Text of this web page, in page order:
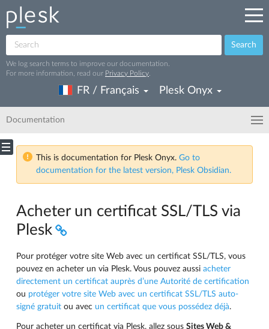
Search
We log search terms to improve our documentation.
For more information, read our Privacy Policy
FR / Français Plesk Onyx
Documentation
This is documentation for Plesk Onyx. Go to
documentation for the latest version, Plesk Obsidian.
Acheter un certificat SSL/TLS via
Plesk
Pour protéger votre site Web avec un certificat SSL/TLS, vous
pouvez en acheter un via Plesk. Vous pouvez aussi acheter
directement un certificat auprès d’une Autorité de certification
ou protéger votre site Web avec un certificat SSL/TLS auto-
signé gratuit ou avec un certificat que vous possédez déjà.
Pour acheter un certificat via Plesk, allez sous Sites Web &